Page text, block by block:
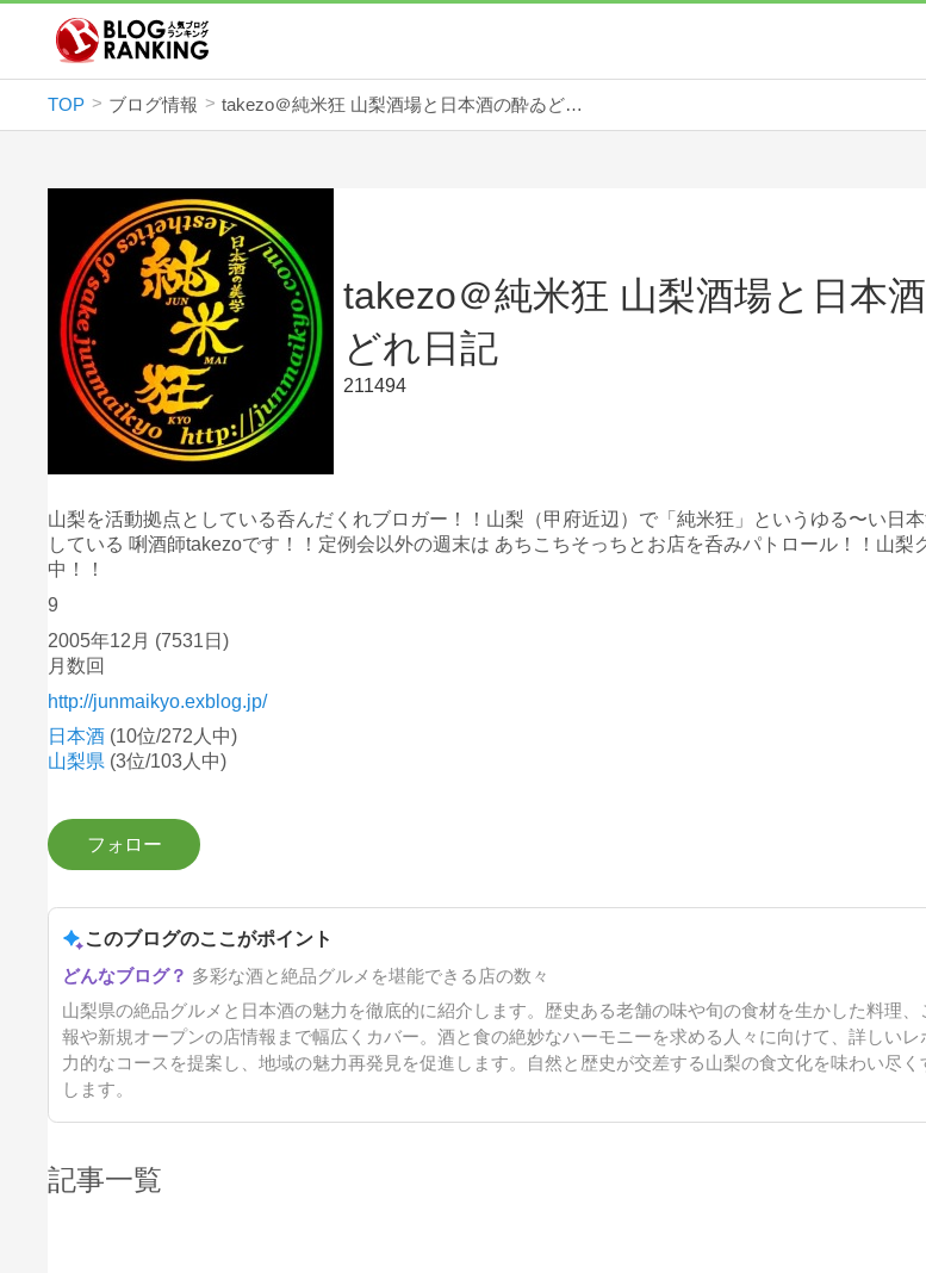
TOP ブログ情報 takezo＠純米狂 山梨酒場と日本酒の酔ゐどれ日記
takezo＠純米狂 山梨酒場と日本
どれ日記
211494
山梨を活動拠点としている呑んだくれブロガー！！山梨（甲府近辺）で「純米狂」というゆる〜い日
している 唎酒師takezoです！！定例会以外の週末は あちこちそっちとお店を呑みパトロール！！山梨
中！！
9
2005年12月 (7531日)
月数回
http://junmaikyo.exblog.jp/
日本酒 (10位/272人中)
山梨県 (3位/103人中)
このブログのここがポイント
多彩な酒と絶品グルメを堪能できる店の数々
山梨県の絶品グルメと日本酒の魅力を徹底的に紹介します。歴史ある老舗の味や旬の食材を生かした料理
報や新規オープンの店情報まで幅広くカバー。酒と食の絶妙なハーモニーを求める人々に向けて、詳しい
力的なコースを提案し、地域の魅力再発見を促進します。自然と歴史が交差する山梨の食文化を味わい尽く
します。
記事一覧